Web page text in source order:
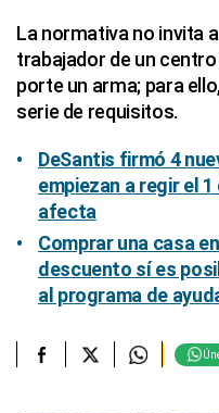
La normativa no invita
trabajador de un
porte un arma; para
serie de requisitos.
DeSantis firmó 4
empiezan a regir el
afecta
Comprar una casa
descuento sí es
al programa de